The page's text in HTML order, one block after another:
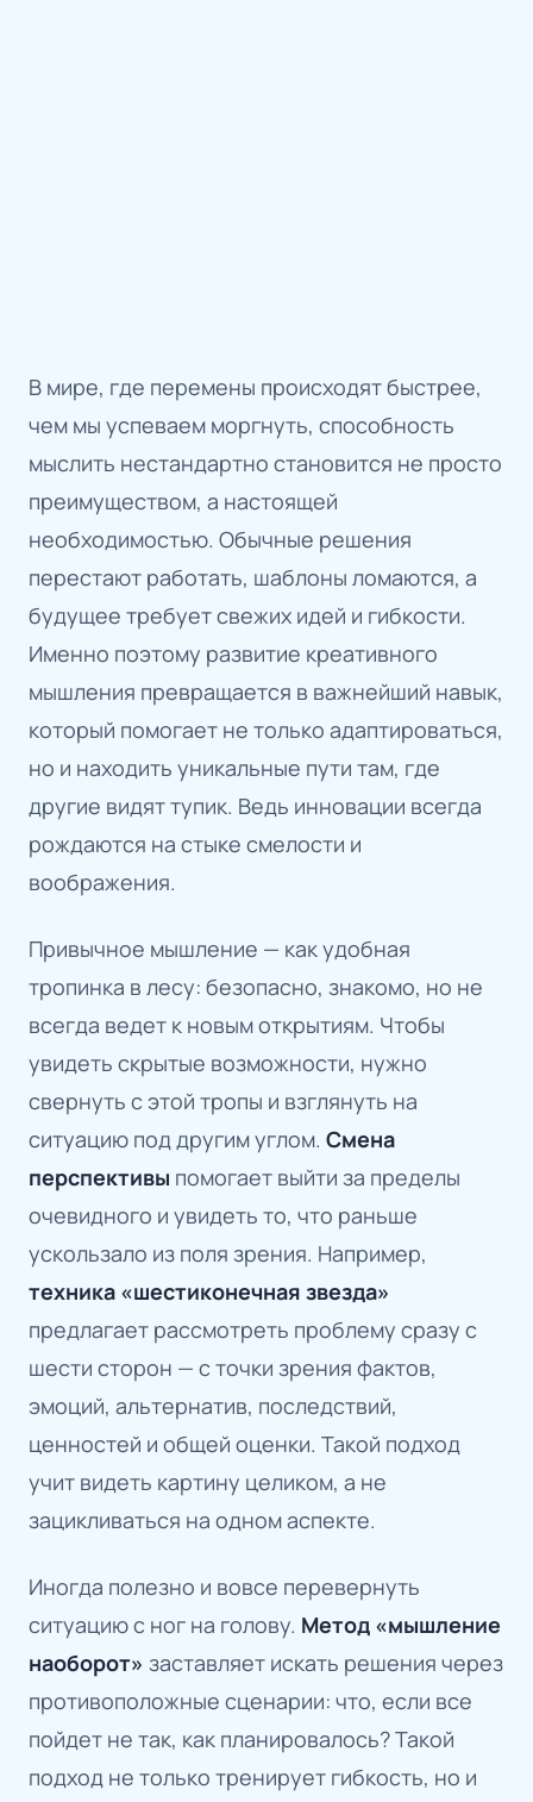
В мире, где перемены происходят быстрее,
чем мы успеваем моргнуть, способность
мыслить нестандартно становится не просто
преимуществом, а настоящей
необходимостью. Обычные решения
перестают работать, шаблоны ломаются, а
будущее требует свежих идей и гибкости.
Именно поэтому развитие креативного
мышления превращается в важнейший навык,
который помогает не только адаптироваться,
но и находить уникальные пути там, где
другие видят тупик. Ведь инновации всегда
рождаются на стыке смелости и
воображения.
Привычное мышление — как удобная
тропинка в лесу: безопасно, знакомо, но не
всегда ведет к новым открытиям. Чтобы
увидеть скрытые возможности, нужно
свернуть с этой тропы и взглянуть на
ситуацию под другим углом. Смена
перспективы помогает выйти за пределы
очевидного и увидеть то, что раньше
ускользало из поля зрения. Например,
техника «шестиконечная звезда»
предлагает рассмотреть проблему сразу с
шести сторон — с точки зрения фактов,
эмоций, альтернатив, последствий,
ценностей и общей оценки. Такой подход
учит видеть картину целиком, а не
зацикливаться на одном аспекте.
Иногда полезно и вовсе перевернуть
ситуацию с ног на голову. Метод «мышление
наоборот» заставляет искать решения через
противоположные сценарии: что, если все
пойдет не так, как планировалось? Такой
подход не только тренирует гибкость, но и